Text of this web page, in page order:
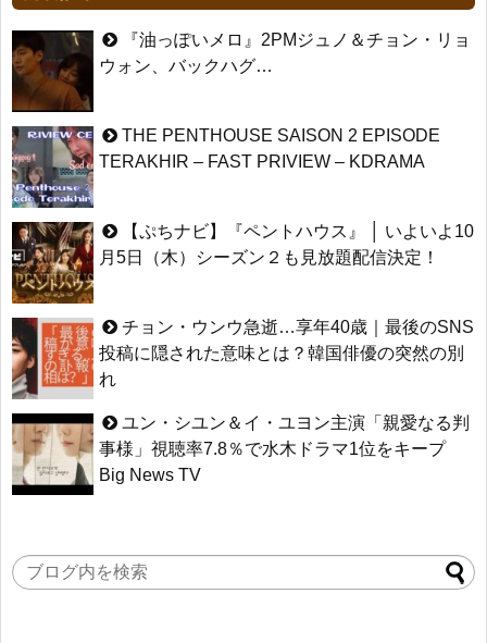
『油っぽいメロ』2PMジュノ＆チョン・リョ
ウォン、バックハグ…
THE PENTHOUSE SAISON 2 EPISODE
TERAKHIR – FAST PRIVIEW – KDRAMA
【ぷちナビ】『ペントハウス』 │ いよいよ10
月5日（木）シーズン２も見放題配信決定！
チョン・ウンウ急逝…享年40歳｜最後のSNS
投稿に隠された意味とは？韓国俳優の突然の別
れ
ユン・シユン＆イ・ユヨン主演「親愛なる判
事様」視聴率7.8％で水木ドラマ1位をキープ
Big News TV